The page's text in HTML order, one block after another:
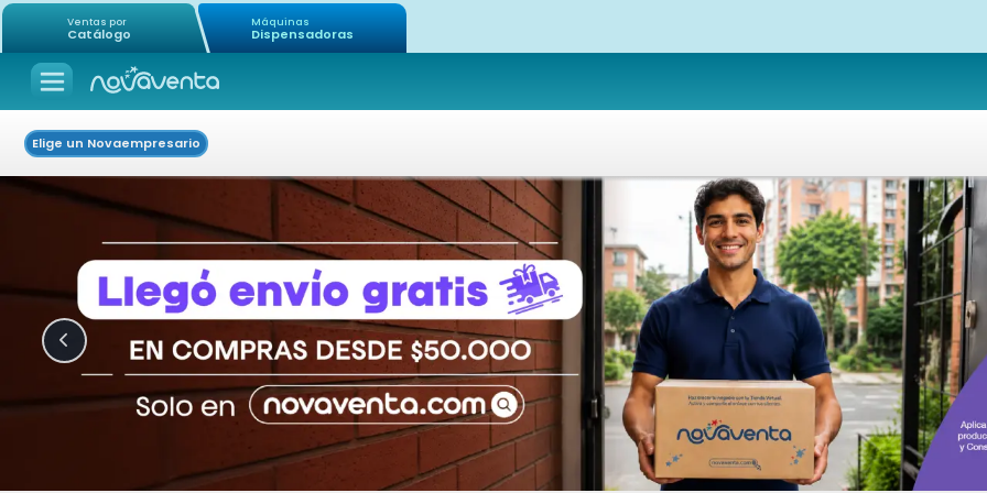
Ventas por
Catálogo
Máquinas
Dispensadoras
Elige un Novaempresario
Icon of chevron-left